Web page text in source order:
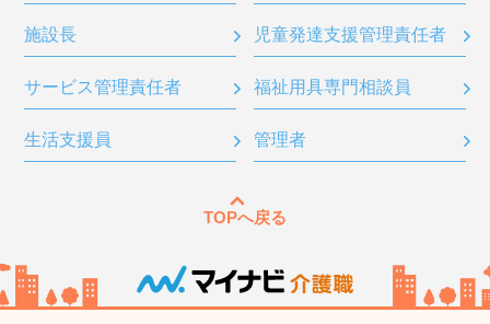
施設長 児童発達支援管理責任者
サービス管理責任者 福祉用具専門相談員
生活支援員 管理者
TOPへ戻る